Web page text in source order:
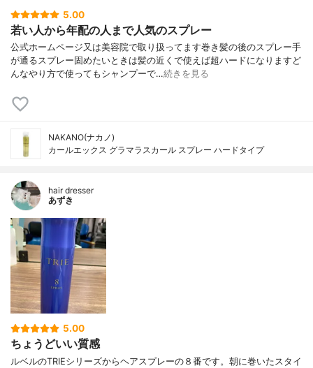
5.00
若い人から年配の人まで人気のスプレー
公式ホームページ又は美容院で取り扱ってます巻き髪の後のスプレー手
が通るスプレー固めたいときは髪の近くで使えば超ハードになりますど
んなやり方で使ってもシャンプーで…続きを見る
NAKANO(ナカノ)
カールエックス グラマラスカール スプレー ハードタイプ
hair dresser
あずき
5.00
ちょうどいい質感
ルベルのTRIEシリーズからヘアスプレーの８番です。朝に巻いたスタイ